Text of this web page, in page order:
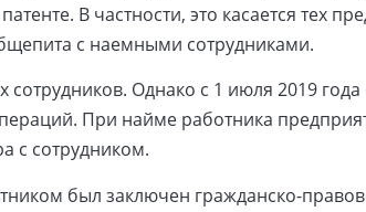
В частности, это касается тех
с наемными сотрудниками.
Однако с 1 июля 2019
При найме работника
с сотрудником.
был заключен гражданско-